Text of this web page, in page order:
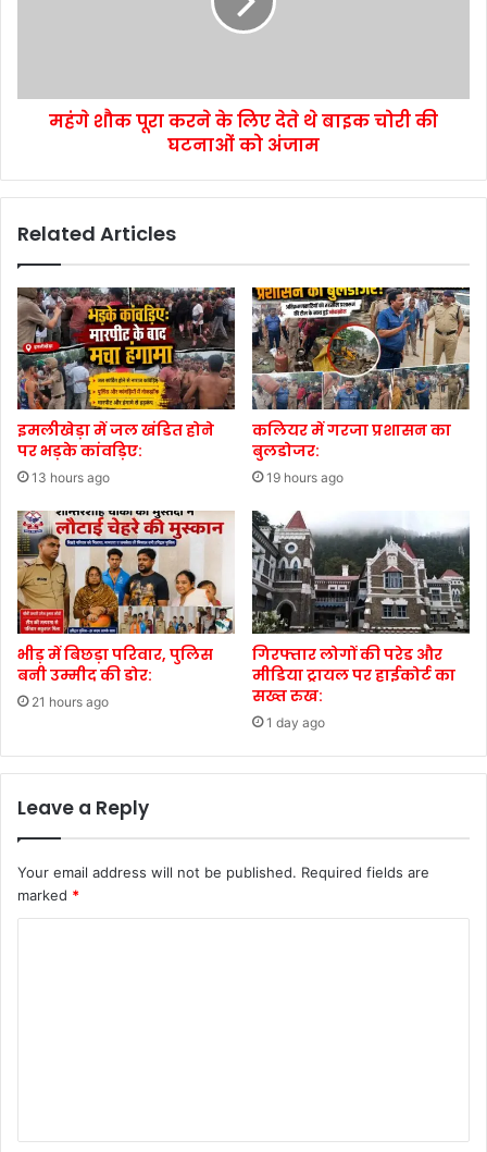
महंगे शौक पूरा करने के लिए देते थे बाइक चोरी की
घटनाओं को अंजाम
Related Articles
इमलीखेड़ा में जल खंडित होने
पर भड़के कांवड़िए:
13 hours ago
कलियर में गरजा प्रशासन का
बुलडोजर:
19 hours ago
भीड़ में बिछड़ा परिवार, पुलिस
बनी उम्मीद की डोर:
21 hours ago
गिरफ्तार लोगों की परेड और
मीडिया ट्रायल पर हाईकोर्ट का
सख्त रुख:
1 day ago
Leave a Reply
Your email address will not be published. Required fields are
marked *